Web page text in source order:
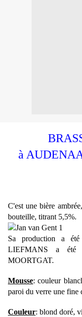
à
C'est une bière
bouteille, titrant 5,5%.
Sa production a
LIEFMANS a été
MOORTGAT.
Mousse: couleur
paroi du verre une fine
Couleur: blond doré,